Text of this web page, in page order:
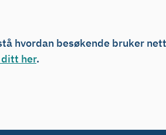
hvordan besøkende bruker
her.